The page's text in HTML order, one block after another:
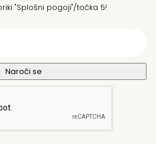
"Splošni pogoji"/točka 5!